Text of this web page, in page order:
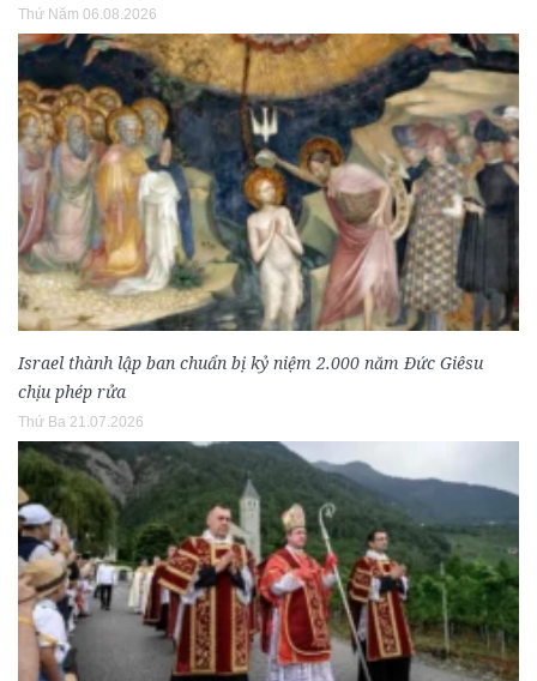
Thứ Năm 06.08.2026
Israel thành lập ban chuẩn bị kỷ niệm 2.000 năm Đức Giêsu
chịu phép rửa
Thứ Ba 21.07.2026